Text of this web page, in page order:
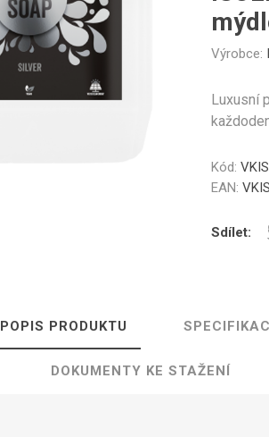
Hrnky a
Části krytu
Sage
Výrobce:
Luxusní
Kód:
EAN:
Sdílet:
POPIS PRODUKTU
DOKUMENTY KE STAŽENÍ